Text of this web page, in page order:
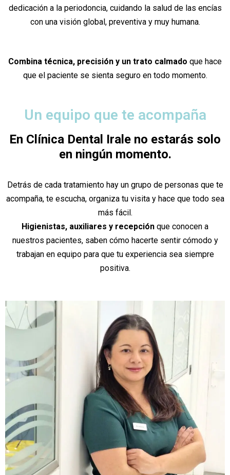
dedicación a la periodoncia, cuidando la salud de las encías
con una visión global, preventiva y muy humana.
Combina técnica, precisión y un trato calmado que hace
que el paciente se sienta seguro en todo momento.
Un equipo que te acompaña
En Clínica Dental Irale no estarás solo
en ningún momento.
Detrás de cada tratamiento hay un grupo de personas que te
acompaña, te escucha, organiza tu visita y hace que todo sea
más fácil.
Higienistas, auxiliares y recepción que conocen a
nuestros pacientes, saben cómo hacerte sentir cómodo y
trabajan en equipo para que tu experiencia sea siempre
positiva.